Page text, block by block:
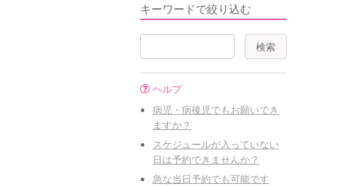
キーワードで絞り込む
ヘルプ
病児・病後児でもお願いでき
ますか？
スケジュールが入っていない
日は予約できませんか？
急な当日予約でも可能です